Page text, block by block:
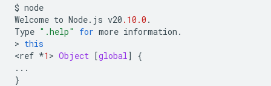
$ node
Welcome to Node. js v20 .10.0 .
Type ".help" for more information .
> this
<ref *1 > Object [global]
{
...
}